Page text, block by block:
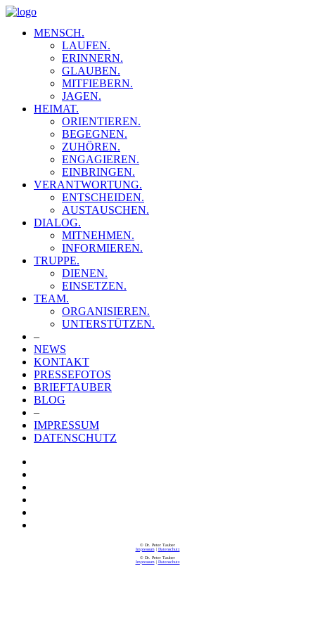
MENSCH.
LAUFEN.
ERINNERN.
GLAUBEN.
MITFIEBERN.
JAGEN.
HEIMAT.
ORIENTIEREN.
BEGEGNEN.
ZUHÖREN.
ENGAGIEREN.
EINBRINGEN.
VERANTWORTUNG.
ENTSCHEIDEN.
AUSTAUSCHEN.
DIALOG.
MITNEHMEN.
INFORMIEREN.
TRUPPE.
DIENEN.
EINSETZEN.
TEAM.
ORGANISIEREN.
UNTERSTÜTZEN.
–
NEWS
KONTAKT
PRESSEFOTOS
BRIEFTAUBER
BLOG
–
IMPRESSUM
DATENSCHUTZ
© Dr. Peter Tauber
Impressum| Datenschutz
© Dr. Peter Tauber
Impressum| Datenschutz